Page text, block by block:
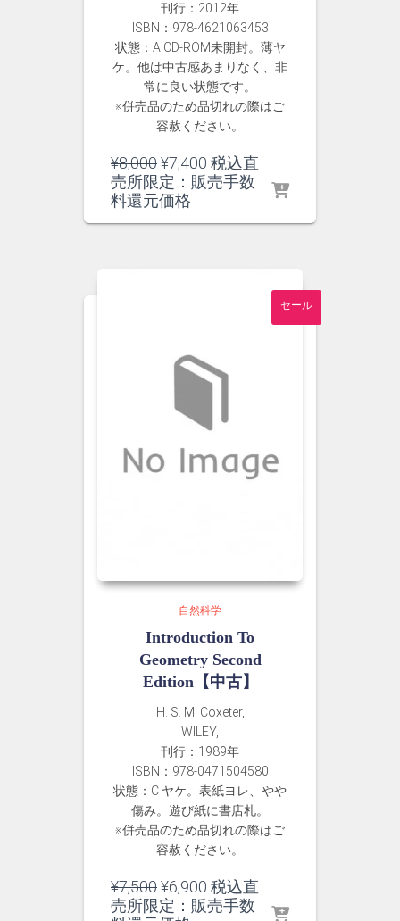
刊行：2012年
ISBN：978-4621063453
状態：A CD-ROM未開封。薄ヤ
ケ。他は中古感あまりなく、非
常に良い状態です。
※併売品のため品切れの際はご
容赦ください。
¥8,000元
の
価
¥7,400 現
在
税込直
売所限定：販売手数
料還元価格
セール
自然科学
Introduction To
Geometry Second
Edition【中古】
H. S. M. Coxeter,
WILEY,
刊行：1989年
ISBN：978-0471504580
状態：C ヤケ。表紙ヨレ、やや
傷み。遊び紙に書店札。
※併売品のため品切れの際はご
容赦ください。
¥7,500元
の
¥6,900 現
在
税込直
売所限定：販売手数